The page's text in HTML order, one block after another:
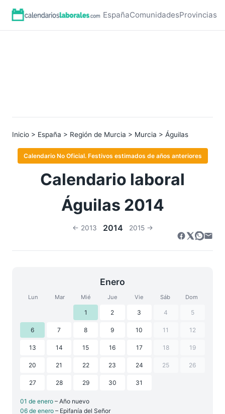
EspañaComunidadesProvincias
Inicio > España > Región de Murcia > Murcia > Águilas
Calendario No Oficial. Festivos estimados de años anteriores
Calendario laboral
Águilas 2014
← 2013 2014 2015 →
Enero
Lun Mar Mié Jue Vie Sáb Dom
1 2 3 4 5
6 7 8 9 10 11 12
13 14 15 16 17 18 19
20 21 22 23 24 25 26
27 28 29 30 31
01 de enero – Año nuevo
06 de enero – Epifanía del Señor